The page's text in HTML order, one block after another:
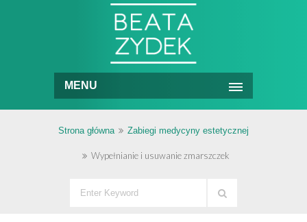
MENU
Strona główna Zabiegi medycyny estetycznej
Wypełnianie i usuwanie zmarszczek